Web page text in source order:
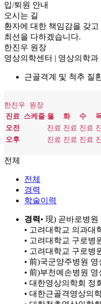
입/퇴원 안내
오시는 길
환자에 대한 책임감을 갖고
최선을 다하겠습니다.
한진우 원장
영상의학센터 | 영상의학과
근골격계 및 척추 질
한진우 원장
진료 스케줄 월 화 수
오전
진료 진료 진료
오후
진료 진료 진료
전체
전체
경력
학술이력
경력• 現) 곧바로병
• 고려대학교 의과대
• 고려대학교 구로병
• 고려대학교 구로병
• 前)국군양주병원
• 前)부천예손병원
• 대한영상의학회 정
• 대한근골격영상의